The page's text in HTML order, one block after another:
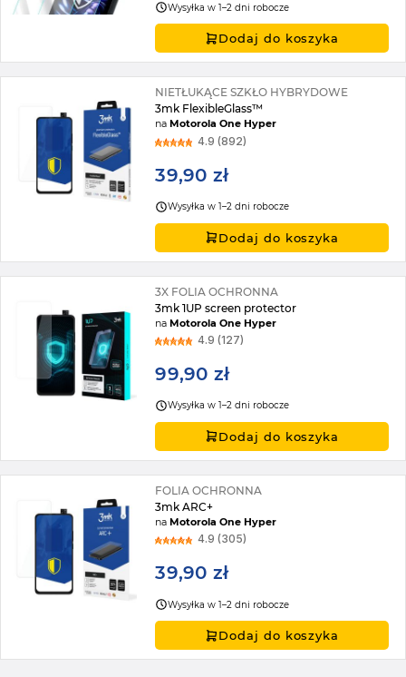
Wysyłka w 1–2 dni robocze
Dodaj do koszyka
NIETŁUKĄCE SZKŁO HYBRYDOWE
3mk FlexibleGlass™
naMotorola One Hyper
4.9 (892)
39,90 zł
Wysyłka w 1–2 dni robocze
Dodaj do koszyka
3X FOLIA OCHRONNA
3mk 1UP screen protector
naMotorola One Hyper
4.9 (127)
99,90 zł
Wysyłka w 1–2 dni robocze
Dodaj do koszyka
FOLIA OCHRONNA
3mk ARC+
naMotorola One Hyper
4.9 (305)
39,90 zł
Wysyłka w 1–2 dni robocze
Dodaj do koszyka